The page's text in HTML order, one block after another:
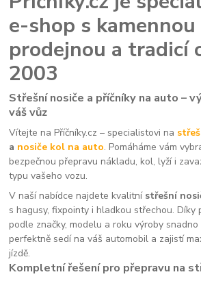
e-shop s kamennou
prodejnou a tradicí
2003
Střešní nosiče a příčníky na auto –
váš vůz
Vítejte na Příčníky.cz – specialistovi na
a nosiče kol na auto. Pomáháme vám
bezpečnou přepravu nákladu, kol, lyží i
typu vašeho vozu.
V naší nabídce najdete kvalitní střešní
s hagusy, fixpointy i hladkou střechou. Díky
podle značky, modelu a roku výroby
perfektně sedí na váš automobil a zajistí
jízdě.
Kompletní řešení pro přepravu na